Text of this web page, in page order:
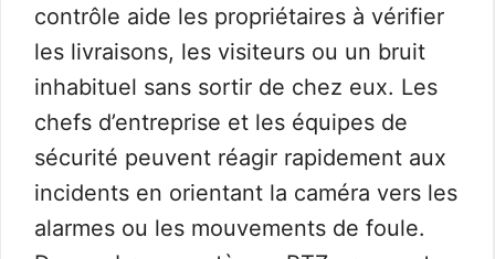
contrôle aide les propriétaires à vérifier
les livraisons, les visiteurs ou un bruit
inhabituel sans sortir de chez eux. Les
chefs d’entreprise et les équipes de
sécurité peuvent réagir rapidement aux
incidents en orientant la caméra vers les
alarmes ou les mouvements de foule.